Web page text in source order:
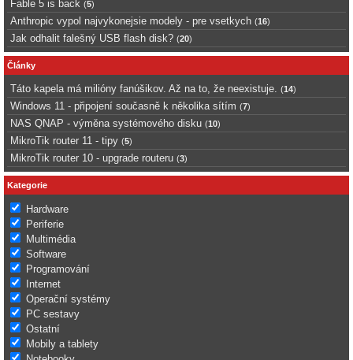
Fable 5 is back (5)
Anthropic vypol najvykonejsie modely - pre vsetkych (16)
Jak odhalit falešný USB flash disk? (20)
Články
Táto kapela má milióny fanúšikov. Až na to, že neexistuje. (14)
Windows 11 - připojení současně k několika sítím (7)
NAS QNAP - výměna systémového disku (10)
MikroTik router 11 - tipy (5)
MikroTik router 10 - upgrade routeru (3)
Kategorie
Hardware
Periferie
Multimédia
Software
Programování
Internet
Operační systémy
PC sestavy
Ostatní
Mobily a tablety